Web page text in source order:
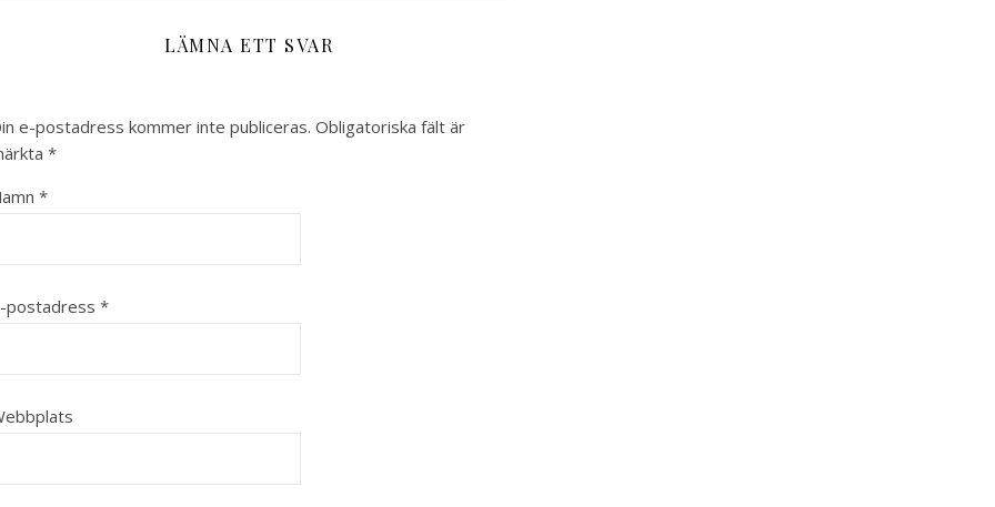
LÄMNA ETT SVAR
e-postadress kommer inte publiceras. Obligatoriska fält är
*
*
postadress *